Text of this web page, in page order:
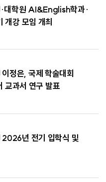
대학원 AI&English학과·
강 모임 개최
정은, 국제 학술대회
과서 연구 발표
년 전기 입학식 및